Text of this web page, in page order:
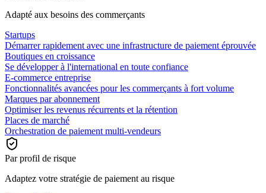
Adapté aux besoins des commerçants
Startups
Démarrer rapidement avec une infrastructure de paiement éprouvée
Boutiques en croissance
Se développer à l'international en toute confiance
E-commerce entreprise
Fonctionnalités avancées pour les commerçants à fort volume
Marques par abonnement
Optimiser les revenus récurrents et la rétention
Places de marché
Orchestration de paiement multi-vendeurs
Par profil de risque
Adaptez votre stratégie de paiement au risque